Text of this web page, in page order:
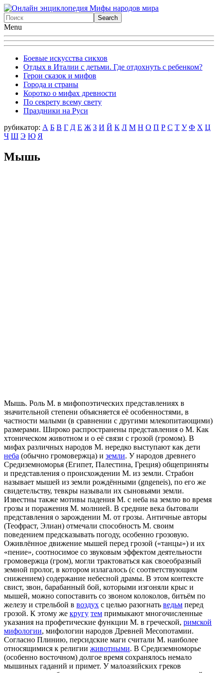
Menu
Боевые искусства сикхов
Отдых в Италии с детьми. Где отдохнуть с ребенком?
Герои сказок и мифов
Города и страны
Коротко о мифах древности
По секрету всему свету
Праздники на Руси
рубикатор: А Б В Г Д Е Ж З И Й К Л М Н О П Р С Т У Ф X Ц
Ч Ш Э Ю Я
Мышь
Мышь. Роль М. в мифопоэтических представлениях в
значительной степени объясняется её особенностями, в
частности малыми (в сравнении с другими млекопитающими)
размерами. Широко распространены представления о М. Как
хтоническом животном и о её связи с грозой (громом). В
мифах различных народов М. нередко выступают как дети
неба (обычно громовержца) и земли. У народов древнего
Средиземноморья (Египет, Палестина, Греция) общеприняты
и представления о происхождении М. из земли. Страбон
называет мышей из земли рождёнными (gngeneis), по его же
свидетельству, тевкры называли их сыновьями земли.
Известны также мотивы падения М. с неба на землю во время
грозы и поражения М. молнией. В средние века бытовали
представления о зарождении М. от грозы. Античные авторы
(Теофраст, Элиан) отмечали способность М. своим
поведением предсказывать погоду, особенно грозовую.
Оживлённое движение мышей перед грозой («танцы») и их
«пение», соотносимое со звуковым эффектом деятельности
громовержца (гром), могли трактоваться как своеобразный
земной пролог, в котором излагалось (с соответствующим
снижением) содержание небесной драмы. В этом контексте
свист, звон, барабанный бой, которыми изгоняли крыс и
мышей, можно сопоставить со звоном колоколов, битьём по
железу и стрельбой в воздух с целью разогнать ведьм перед
грозой. К этому же кругу тем примыкают многочисленные
указания на профетические функции М. в греческой, римской
мифологии, мифологии народов Древней Месопотамии.
Согласно Плинию, персидские маги считали М. наиболее
относящимися к религии животными. В Средиземноморье
(особенно восточном) долгое время сохранялось немало
мышиных гаданий и примет. У малоазийских греков